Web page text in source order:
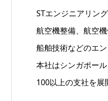
STエンジニアリン
航空機整備、航空
船舶技術などのエ
本社はシンガポー
100以上の支社を展